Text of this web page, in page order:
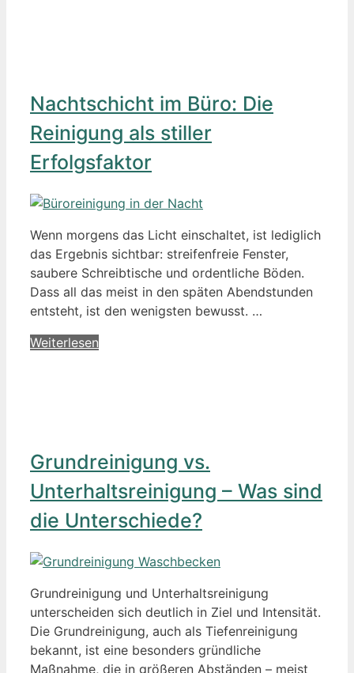
Nachtschicht im Büro: Die
Reinigung als stiller
Erfolgsfaktor
Wenn morgens das Licht einschaltet, ist lediglich
das Ergebnis sichtbar: streifenfreie Fenster,
saubere Schreibtische und ordentliche Böden.
Dass all das meist in den späten Abendstunden
entsteht, ist den wenigsten bewusst. …
Weiterlesen
Grundreinigung vs.
Unterhaltsreinigung – Was sind
die Unterschiede?
Grundreinigung und Unterhaltsreinigung
unterscheiden sich deutlich in Ziel und Intensität.
Die Grundreinigung, auch als Tiefenreinigung
bekannt, ist eine besonders gründliche
Maßnahme, die in größeren Abständen – meist